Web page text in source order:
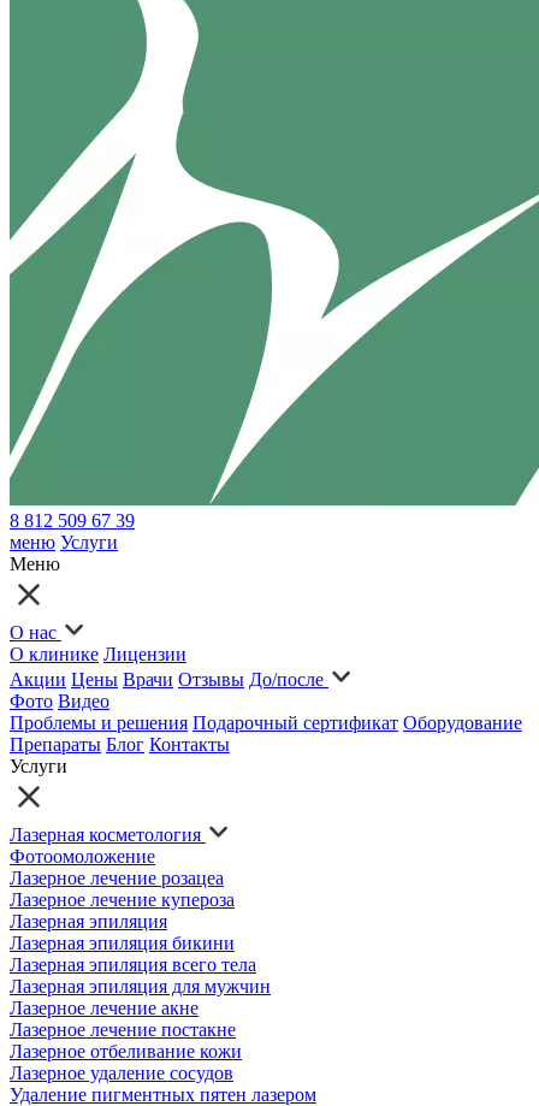
8 812 509 67 39
меню Услуги
Меню
О нас
О клинике Лицензии
Акции Цены Врачи Отзывы До/после
Фото Видео
Проблемы и решения Подарочный сертификат Оборудование
Препараты Блог Контакты
Услуги
Лазерная косметология
Фотоомоложение
Лазерное лечение розацеа
Лазерное лечение купероза
Лазерная эпиляция
Лазерная эпиляция бикини
Лазерная эпиляция всего тела
Лазерная эпиляция для мужчин
Лазерное лечение акне
Лазерное лечение постакне
Лазерное отбеливание кожи
Лазерное удаление сосудов
Удаление пигментных пятен лазером